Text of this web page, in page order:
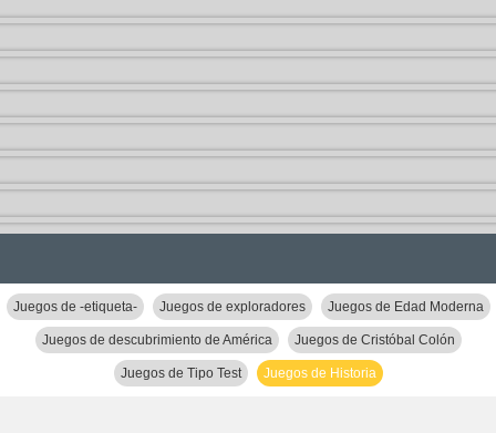
Juegos de -etiqueta- Juegos de exploradores Juegos de Edad Moderna
Juegos de descubrimiento de América Juegos de Cristóbal Colón
Juegos de Tipo Test Juegos de Historia